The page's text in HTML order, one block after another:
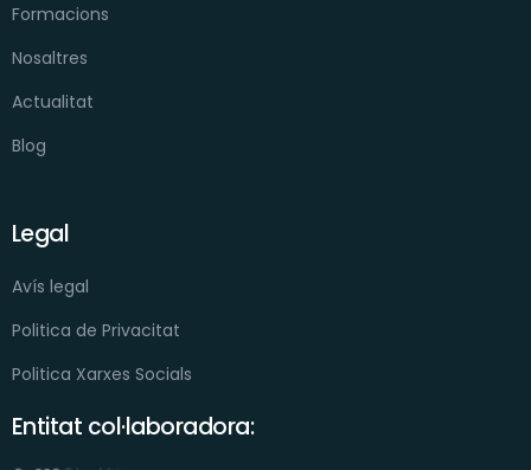
Formacions
Nosaltres
Actualitat
Blog
Legal
Avís legal
Politica de Privacitat
Politica Xarxes Socials
Entitat col·laboradora: